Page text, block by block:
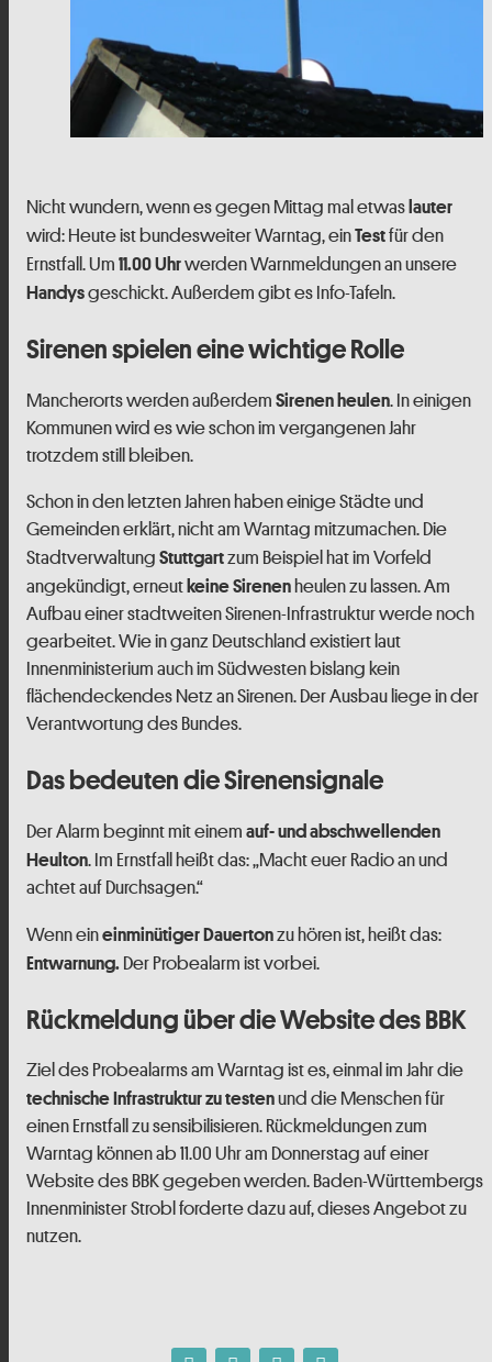
Nicht wundern, wenn es gegen Mittag mal etwaslauter
wird: Heute ist bundesweiter Warntag, einTestfür den
Ernstfall. Um 11.00 Uhrwerden Warnmeldungen an unsere
Handysgeschickt. Außerdem gibt es Info-Tafeln.
Sirenen spielen eine wichtige Rolle
Mancherorts werden außerdem Sirenen heulen. In einigen
Kommunen wird es wie schon im vergangenen Jahr
trotzdem still bleiben.
Schon in den letzten Jahren haben einige Städte und
Gemeinden erklärt, nicht am Warntag mitzumachen. Die
Stadtverwaltung Stuttgartzum Beispiel hat im Vorfeld
angekündigt, erneutkeine Sirenenheulen zu lassen. Am
Aufbau einer stadtweiten Sirenen-Infrastruktur werde noch
gearbeitet. Wie in ganz Deutschland existiert laut
Innenministerium auch im Südwesten bislang kein
flächendeckendes Netz an Sirenen. Der Ausbau liege in der
Verantwortung des Bundes.
Das bedeuten die Sirenensignale
Der Alarm beginnt mit einem auf- und abschwellenden
Heulton. Im Ernstfall heißt das: „Macht euer Radio an und
achtet auf Durchsagen.“
Wenn eineinminütiger Dauertonzu hören ist, heißt das:
Entwarnung. Der Probealarm ist vorbei.
Rückmeldung über die Website des BBK
Ziel des Probealarms am Warntag ist es, einmal im Jahr die
technische Infrastruktur zu testenund die Menschen für
einen Ernstfall zu sensibilisieren. Rückmeldungen zum
Warntag können ab 11.00 Uhr am Donnerstag auf einer
Website des BBK gegeben werden. Baden-Württembergs
Innenminister Strobl forderte dazu auf, dieses Angebot zu
nutzen.